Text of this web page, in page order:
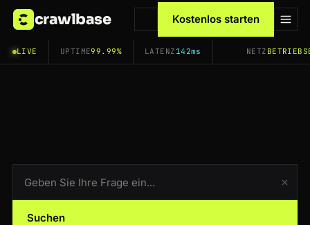
crawlbase Kostenlos starten
LIVE UPTIME99.99% LATENZ 142ms NETZ
Suchen